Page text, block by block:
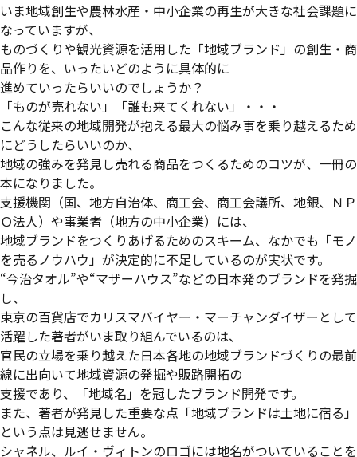
いま地域創生や農林水産・中小企業の再生が大きな社会課題に
なっていますが、
ものづくりや観光資源を活用した「地域ブランド」の創生・商
品作りを、いったいどのように具体的に
進めていったらいいのでしょうか？
「ものが売れない」「誰も来てくれない」・・・
こんな従来の地域開発が抱える最大の悩み事を乗り越えるため
にどうしたらいいのか、
地域の強みを発見し売れる商品をつくるためのコツが、一冊の
本になりました。
支援機関（国、地方自治体、商工会、商工会議所、地銀、ＮＰ
Ｏ法人）や事業者（地方の中小企業）には、
地域ブランドをつくりあげるためのスキーム、なかでも「モノ
を売るノウハウ」が決定的に不足しているのが実状です。
“今治タオル”や“マザーハウス”などの日本発のブランドを発掘
し、
東京の百貨店でカリスマバイヤー・マーチャンダイザーとして
活躍した著者がいま取り組んでいるのは、
官民の立場を乗り越えた日本各地の地域ブランドづくりの最前
線に出向いて地域資源の発掘や販路開拓の
支援であり、「地域名」を冠したブランド開発です。
また、著者が発見した重要な点「地域ブランドは土地に宿る」
という点は見逃せません。
シャネル、ルイ・ヴィトンのロゴには地名がついていることを